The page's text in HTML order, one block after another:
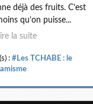
déjà des fruits. C’est
qu’on puisse...
la suite
: #Les TCHABE : le